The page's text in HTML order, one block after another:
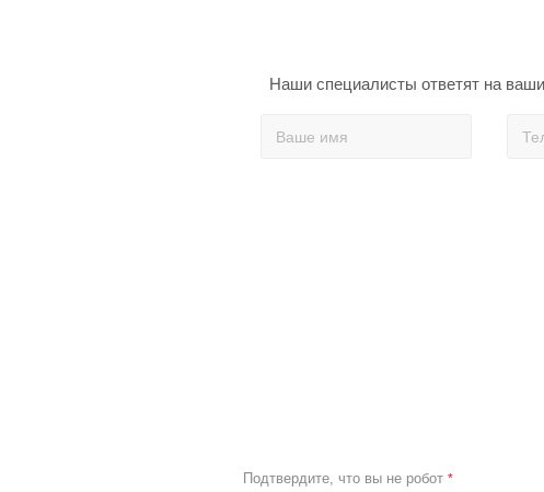
Наши специалисты ответят на
Подтвердите, что вы не робот *